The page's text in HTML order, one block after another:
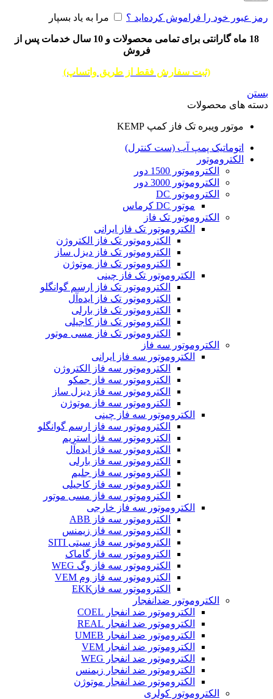
رمز عبور خود را فراموش کرده‌اید ؟ مرا به یاد بسپار
18 ماه گارانتی برای تمامی محصولات و 10 سال خدمات پس از
فروش
(ثبت سفارش فقط از طریق واتساپ)
بستن
دسته های محصولات
موتور ویبره تک فاز کمپ KEMP
اتوماتیک پمپ آب (ست کنترل)
الکتروموتور
الکتروموتور 1500 دور
الکتروموتور 3000 دور
الکتروموتور DC
موتور DC کرماس
الکتروموتور تک فاز
الکتروموتور تک فاز ایرانی
الکتروموتور تک فاز الکتروژن
الکتروموتور تک فاز دیزل ساز
الکتروموتور تک فاز موتوژن
الکتروموتور تک فاز چینی
الکتروموتور تک فاز ارسم گوانگلو
الکتروموتور تک فاز ایده‌آل
الکتروموتور تک فاز بارلی
الکتروموتور تک فاز کاجیلی
الکتروموتور تک فاز مسی موتور
الکتروموتور سه فاز
الکتروموتور سه فاز ایرانی
الکتروموتور سه فاز الکتروژن
الکتروموتور سه فاز جمکو
الکتروموتور سه فاز دیزل ساز
الکتروموتور سه فاز موتوژن
الکتروموتور سه فاز چینی
الکتروموتور سه فاز ارسم گوانگلو
الکتروموتور سه فاز استریم
الکتروموتور سه فاز ایده‌آل
الکتروموتور سه فاز بارلی
الکتروموتور سه فاز جلیم
الکتروموتور سه فاز کاجیلی
الکتروموتور سه فاز مسی موتور
الکتروموتور سه فاز خارجی
الکتروموتور سه فاز ABB
الکتروموتور سه فاز زیمنس
الکتروموتور سه فاز سیتی SITI
الکتروموتور سه فاز گاماک
الکتروموتور سه فاز وگ WEG
الکتروموتور سه فاز وم VEM
الکتروموتور سه فازEKK
الکتروموتور ضدانفجار
الکتروموتور ضد انفجار COEL
الکتروموتور ضد انفجار REAL
الکتروموتور ضد انفجار UMEB
الکتروموتور ضد انفجار VEM
الکتروموتور ضد انفجار WEG
الکتروموتور ضد انفجار زیمنس
الکتروموتور ضد انفجار موتوژن
الکتروموتور کولری